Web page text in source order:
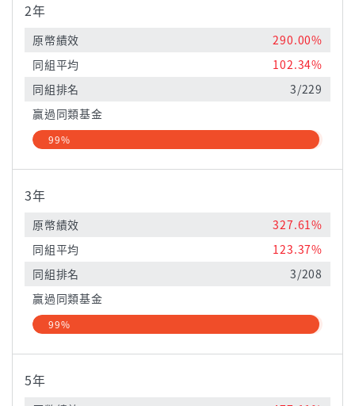
2年
原幣績效
290.00%
同組平均
102.34%
同組排名
3/229
贏過同類基金
99%
3年
原幣績效
327.61%
同組平均
123.37%
同組排名
3/208
贏過同類基金
99%
5年